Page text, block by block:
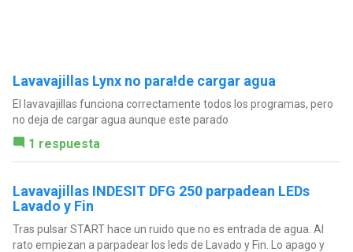
Lavavajillas Lynx no para!de cargar agua
El lavavajillas funciona correctamente todos los programas, pero
no deja de cargar agua aunque este parado
1 respuesta
Lavavajillas INDESIT DFG 250 parpadean LEDs
Lavado y Fin
Tras pulsar START hace un ruido que no es entrada de agua. Al
rato empiezan a parpadear los leds de Lavado y Fin. Lo apago y